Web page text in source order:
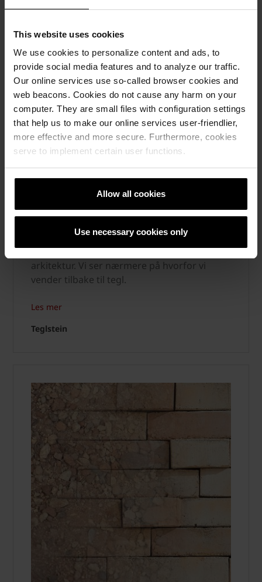
This website uses cookies
We use cookies to personalize content and ads, to
provide social media features and to analyze our traffic.
Our online services use so-called browser cookies and
web beacons. Cookies do not cause any harm on your
computer. They are small files with configuration settings
that help us to make our online services user-friendlier,
more effective and more secure. Furthermore, cookies
serve to implement certain user functions.
Allow all cookies
Use necessary cookies only
Arkitektur i en urolig tid – derfor
bygger vi i tegl
Teglstein
Klassiske detaljer, levende fasader og bygg
som skal vare i generasjoner preger dagens
arkitektur. Vi ser nærmere på hvorfor vi
vender tilbake til tegl.
Les mer
Teglstein